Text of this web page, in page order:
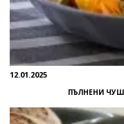
12.01.2025
ПЪЛНЕНИ